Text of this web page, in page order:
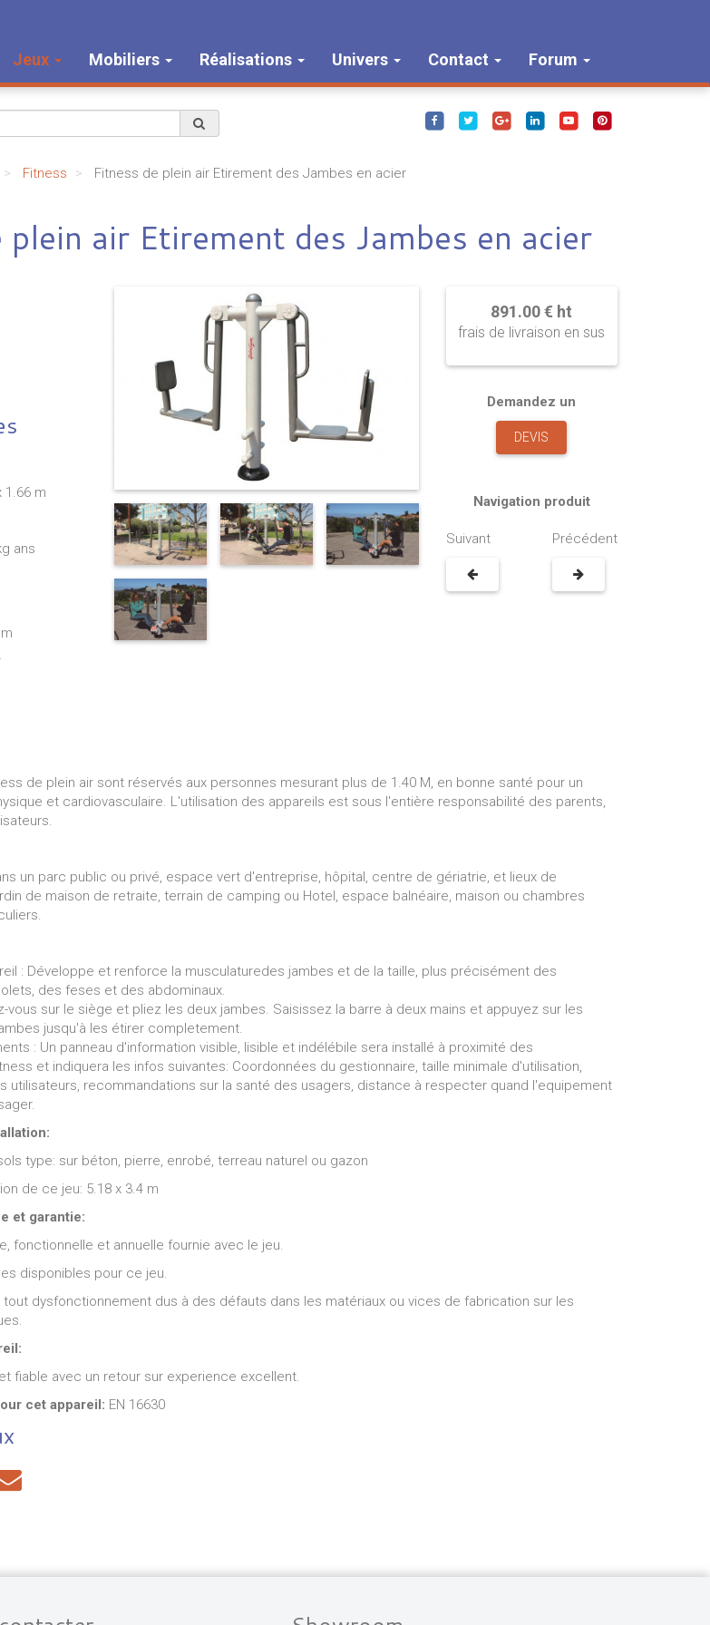
Jeux Mobiliers Réalisations Univers Contact Forum
pour espaces intérieurs et
formes géométriques pour école
maternelles et élémentaires
Marquage au sol Parcours N1
thermocollant
Vert
139.00€49.00€
Fitness Fitness de plein air Etirement des Jambes en acier
plein air Etirement des Jambes en acier
1.66 m
ans
891.00 € ht
frais de livraison en sus
Demandez un
DEVIS
Navigation produit
Suivant Précédent
de plein air sont réservés aux personnes mesurant plus de 1.40 M, en bonne santé pour un
et cardiovasculaire. L'utilisation des appareils est sous l'entière responsabilité des parents,
un parc public ou privé, espace vert d'entreprise, hôpital, centre de gériatrie, et lieux de
de maison de retraite, terrain de camping ou Hotel, espace balnéaire, maison ou chambres
: Développe et renforce la musculaturedes jambes et de la taille, plus précisément des
des feses et des abdominaux.
vous sur le siège et pliez les deux jambes. Saisissez la barre à deux mains et appuyez sur les
jusqu'à les étirer completement.
: Un panneau d'information visible, lisible et indélébile sera installé à proximité des
et indiquera les infos suivantes: Coordonnées du gestionnaire, taille minimale d'utilisation,
utilisateurs, recommandations sur la santé des usagers, distance à respecter quand l'equipement
type: sur béton, pierre, enrobé, terreau naturel ou gazon
de ce jeu: 5.18 x 3.4 m
et garantie:
fonctionnelle et annuelle fournie avec le jeu.
disponibles pour ce jeu.
dysfonctionnement dus à des défauts dans les matériaux ou vices de fabrication sur les
fiable avec un retour sur experience excellent.
cet appareil: EN 16630